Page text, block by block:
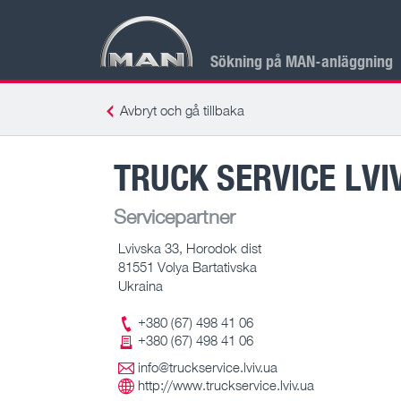
Sökning på MAN-anläggning
Avbryt och gå tillbaka
TRUCK SERVICE
Servicepartner
Lvivska 33, Horodok dist
81551 Volya Bartativska
Ukraina
+380 (67) 498 41 06
+380 (67) 498 41 06
info@truckservice.lviv.ua
http://www.truckservice.lviv.ua